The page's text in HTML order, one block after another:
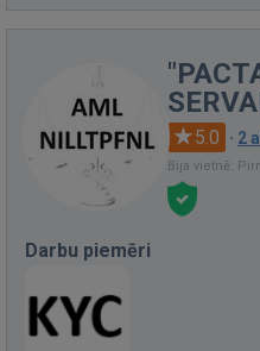
5.0 · 2
Bija vietnē:
Darbu piemēri